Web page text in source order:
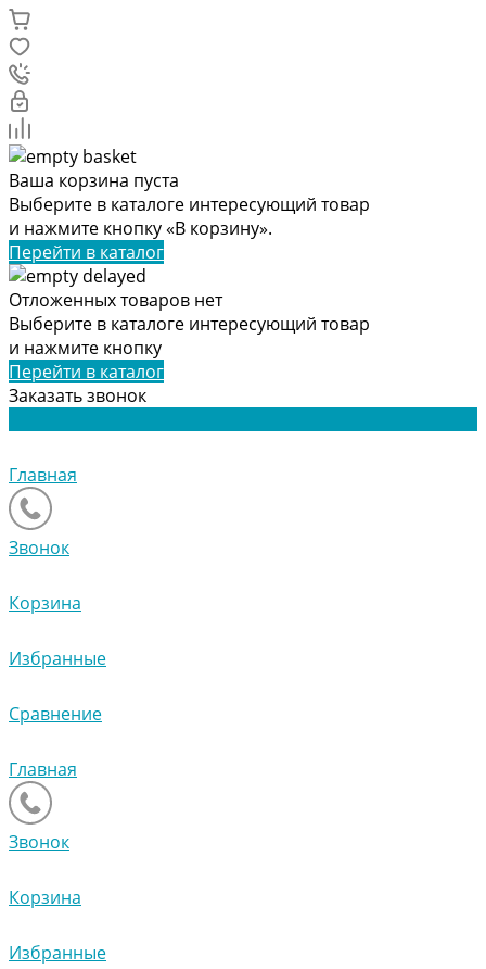
Ваша корзина пуста
Выберите в каталоге интересующий товар
и нажмите кнопку «В корзину».
Перейти в каталог
Отложенных товаров нет
Выберите в каталоге интересующий товар
и нажмите кнопку
Перейти в каталог
Заказать звонок
Главная
Звонок
Корзина
Избранные
Сравнение
Главная
Звонок
Корзина
Избранные